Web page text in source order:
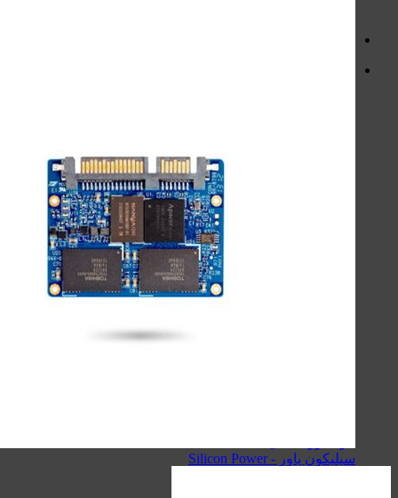
سیلیکون پاور - Silicon Power